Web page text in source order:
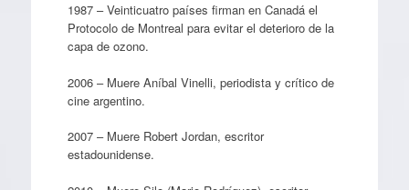
1987 – Veinticuatro países firman en Canadá el
Protocolo de Montreal para evitar el deterioro de la
capa de ozono.
2006 – Muere Aníbal Vinelli, periodista y crítico de
cine argentino.
2007 – Muere Robert Jordan, escritor
estadounidense.